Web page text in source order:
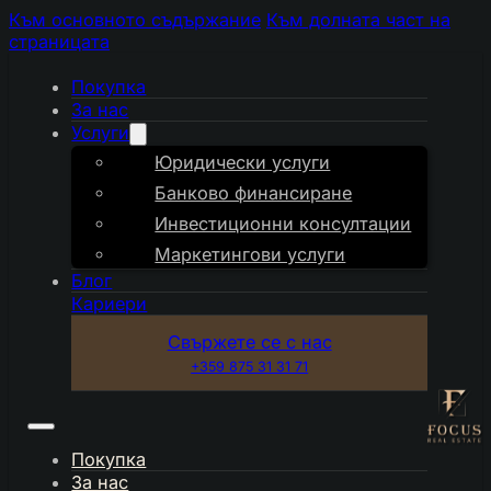
Към основното съдържание Към долната част на
страницата
Покупка
За нас
Услуги
Юридически услуги
Банково финансиране
Инвестиционни консултации
Маркетингови услуги
Блог
Кариери
Свържете се с нас
+359 875 31 31 71
Покупка
За нас